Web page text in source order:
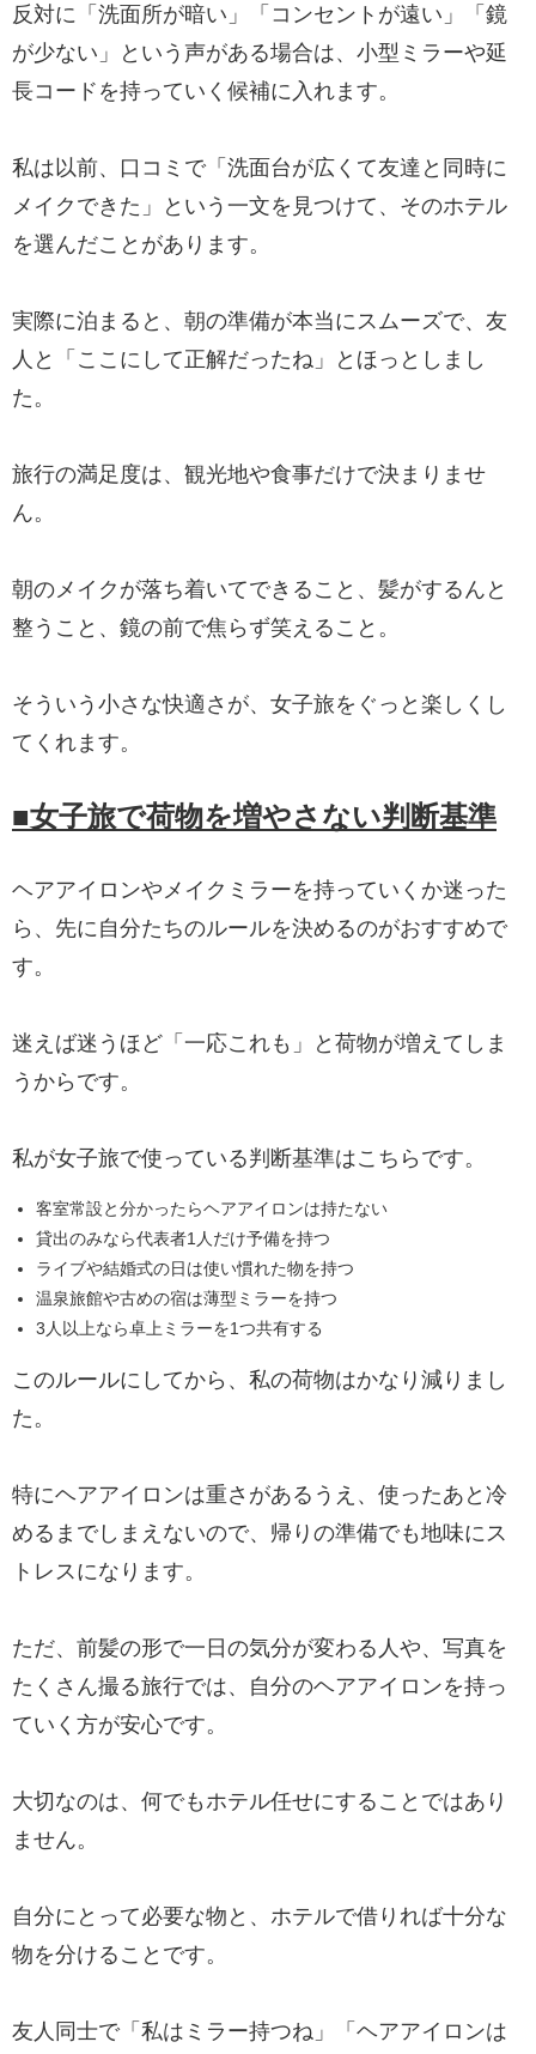
反対に「洗面所が暗い」「コンセントが遠い」「鏡
が少ない」という声がある場合は、小型ミラーや延
長コードを持っていく候補に入れます。
私は以前、口コミで「洗面台が広くて友達と同時に
メイクできた」という一文を見つけて、そのホテル
を選んだことがあります。
実際に泊まると、朝の準備が本当にスムーズで、友
人と「ここにして正解だったね」とほっとしまし
た。
旅行の満足度は、観光地や食事だけで決まりませ
ん。
朝のメイクが落ち着いてできること、髪がするんと
整うこと、鏡の前で焦らず笑えること。
そういう小さな快適さが、女子旅をぐっと楽しくし
てくれます。
■女子旅で荷物を増やさない判断基準
ヘアアイロンやメイクミラーを持っていくか迷った
ら、先に自分たちのルールを決めるのがおすすめで
す。
迷えば迷うほど「一応これも」と荷物が増えてしま
うからです。
私が女子旅で使っている判断基準はこちらです。
客室常設と分かったらヘアアイロンは持たない
貸出のみなら代表者1人だけ予備を持つ
ライブや結婚式の日は使い慣れた物を持つ
温泉旅館や古めの宿は薄型ミラーを持つ
3人以上なら卓上ミラーを1つ共有する
このルールにしてから、私の荷物はかなり減りまし
た。
特にヘアアイロンは重さがあるうえ、使ったあと冷
めるまでしまえないので、帰りの準備でも地味にス
トレスになります。
ただ、前髪の形で一日の気分が変わる人や、写真を
たくさん撮る旅行では、自分のヘアアイロンを持っ
ていく方が安心です。
大切なのは、何でもホテル任せにすることではあり
ません。
自分にとって必要な物と、ホテルで借りれば十分な
物を分けることです。
友人同士で「私はミラー持つね」「ヘアアイロンは